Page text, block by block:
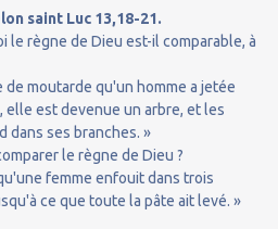
saint Luc 13,18-21.
le règne de Dieu est-il comparable, à
moutarde qu'un homme a jetée
elle est devenue un arbre, et les
dans ses branches. »
le règne de Dieu ?
femme enfouit dans trois
ce que toute la pâte ait levé. »